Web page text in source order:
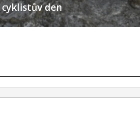
cyklistův den